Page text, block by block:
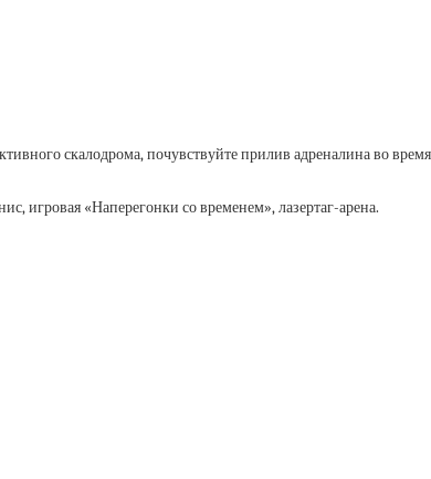
скалодрома, почувствуйте прилив адреналина во
игровая «Наперегонки со временем», лазертаг-арена.